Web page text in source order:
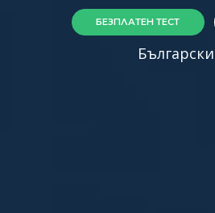
БЕЗПЛАТЕН ТЕСТ
Български